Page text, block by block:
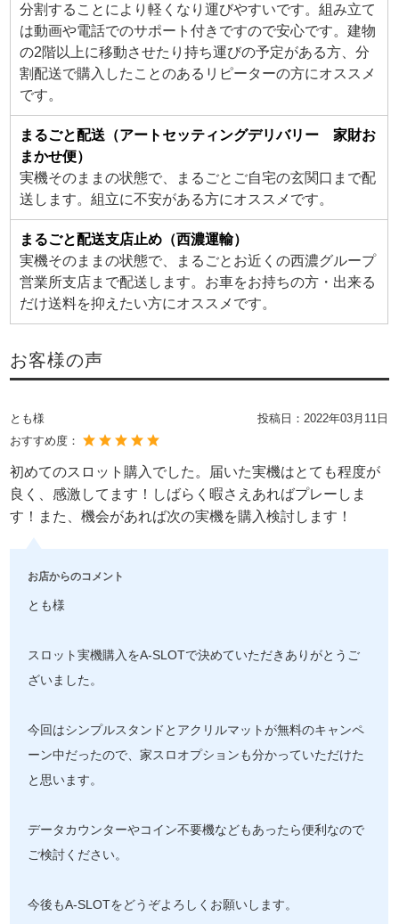
分割することにより軽くなり運びやすいです。組み立て
は動画や電話でのサポート付きですので安心です。建物
の2階以上に移動させたり持ち運びの予定がある方、分
割配送で購入したことのあるリピーターの方にオススメ
です。
まるごと配送（アートセッティングデリバリー 家財お
まかせ便）
実機そのままの状態で、まるごとご自宅の玄関口まで配
送します。組立に不安がある方にオススメです。
まるごと配送支店止め（西濃運輸）
実機そのままの状態で、まるごとお近くの西濃グループ
営業所支店まで配送します。お車をお持ちの方・出来る
だけ送料を抑えたい方にオススメです。
お客様の声
とも様 投稿日： 2022年03月11日
おすすめ度：
初めてのスロット購入でした。届いた実機はとても程度が
良く、感激してます！しばらく暇さえあればプレーしま
す！また、機会があれば次の実機を購入検討します！
お店からのコメント
とも様
スロット実機購入をA-SLOTで決めていただきありがとうご
ざいました。
今回はシンプルスタンドとアクリルマットが無料のキャンペ
ーン中だったので、家スロオプションも分かっていただけた
と思います。
データカウンターやコイン不要機などもあったら便利なので
ご検討ください。
今後もA-SLOTをどうぞよろしくお願いします。